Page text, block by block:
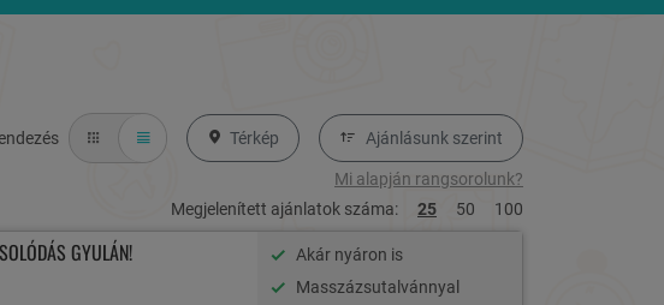
Térkép Ajánlásunk szerint
Mi alapján rangsorolunk?
Megjelenített ajánlatok száma:
25 50 100
GYULÁN!
Akár nyáron is
Masszázsutalvánnyal